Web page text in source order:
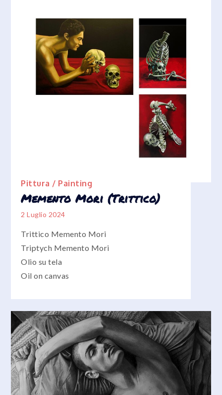
Pittura / Painting
Memento Mori (Trittico)
2 Luglio 2024
Trittico Memento Mori
Triptych Memento Mori
Olio su tela
Oil on canvas